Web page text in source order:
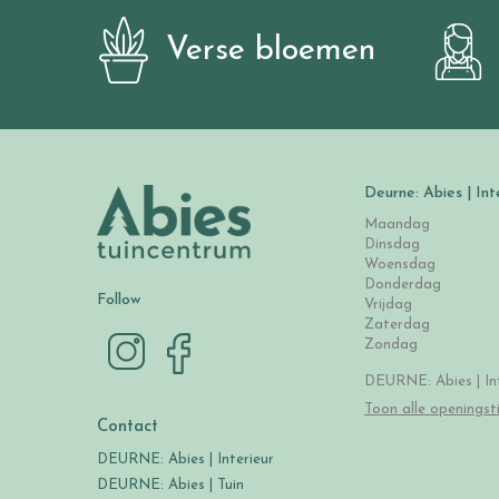
Verse bloemen
Follow
Contact
DEURNE: Abies | Interieur
DEURNE: Abies | Tuin
Deurne: Abies |
Maandag
Dinsdag
Woensdag
Donderdag
Vrijdag
Zaterdag
Zondag
DEURNE: Abies |
Toon alle